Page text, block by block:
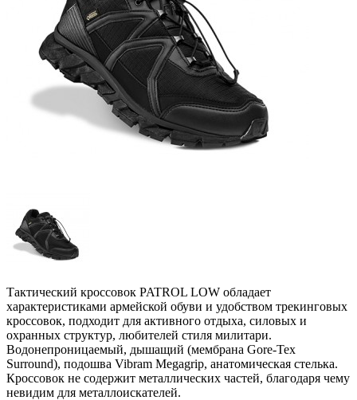
Тактический кроссовок PATROL LOW обладает
характеристиками армейской обуви и удобством трекинговых
кроссовок, подходит для активного отдыха, силовых и
охранных структур, любителей стиля милитари.
Водонепроницаемый, дышащий (мембрана Gore-Tex
Surround), подошва Vibram Megagrip, анатомическая стелька.
Кроссовок не содержит металлических частей, благодаря чему
невидим для металлоискателей.